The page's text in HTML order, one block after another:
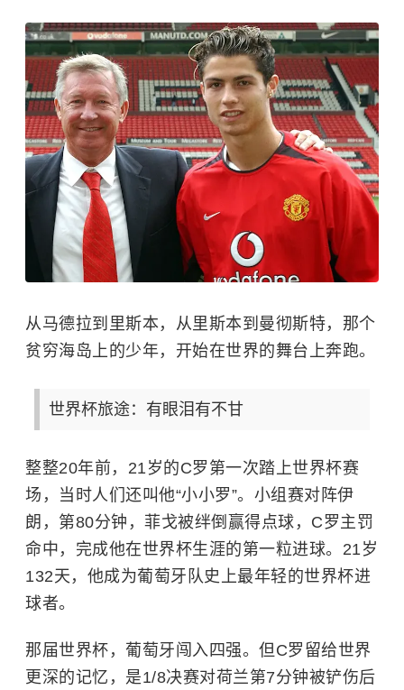
从马德拉到里斯本，从里斯本到曼彻斯特，那个
贫穷海岛上的少年，开始在世界的舞台上奔跑。
世界杯旅途：有眼泪有不甘
整整20年前，21岁的C罗第一次踏上世界杯赛
场，当时人们还叫他“小小罗”。小组赛对阵伊
朗，第80分钟，菲戈被绊倒赢得点球，C罗主罚
命中，完成他在世界杯生涯的第一粒进球。21岁
132天，他成为葡萄牙队史上最年轻的世界杯进
球者。
那届世界杯，葡萄牙闯入四强。但C罗留给世界
更深的记忆，是1/8决赛对荷兰第7分钟被铲伤后